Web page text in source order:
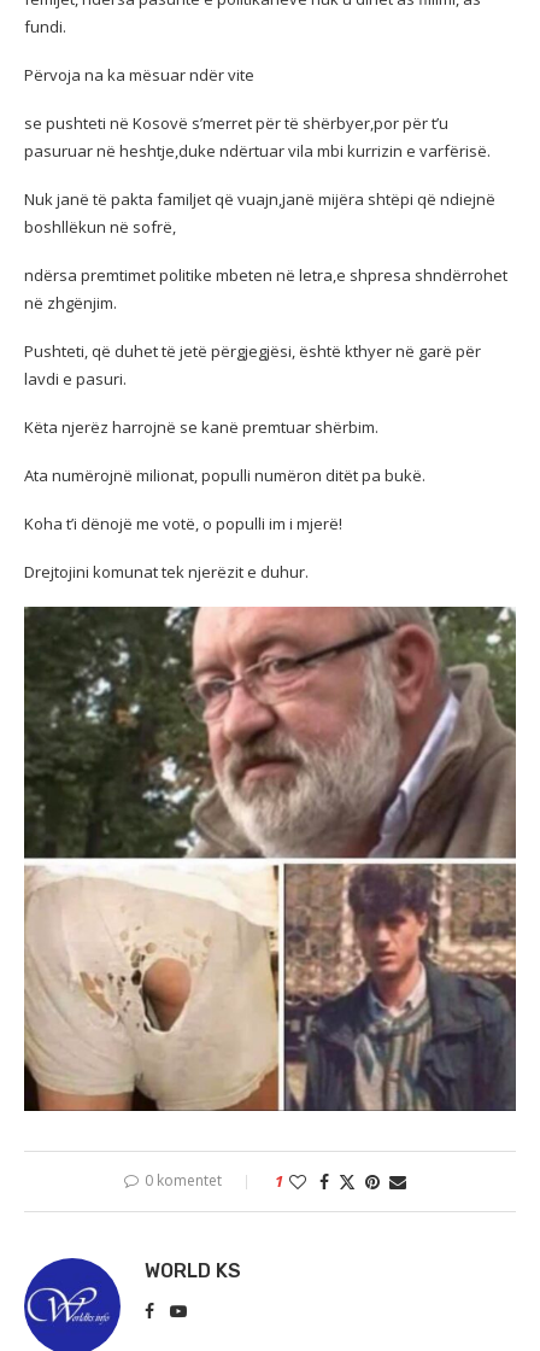
fundi.
Përvoja na ka mësuar ndër vite
se pushteti në Kosovë s’merret për të shërbyer,por për t’u
pasuruar në heshtje,duke ndërtuar vila mbi kurrizin e varfërisë.
Nuk janë të pakta familjet që vuajn,janë mijëra shtëpi që ndiejnë
boshllëkun në sofrë,
ndërsa premtimet politike mbeten në letra,e shpresa shndërrohet
në zhgënjim.
Pushteti, që duhet të jetë përgjegjësi, është kthyer në garë për
lavdi e pasuri.
Këta njerëz harrojnë se kanë premtuar shërbim.
Ata numërojnë milionat, populli numëron ditët pa bukë.
Koha t’i dënojë me votë, o populli im i mjerë!
Drejtojini komunat tek njerëzit e duhur.
0 komentet 1
WORLD KS